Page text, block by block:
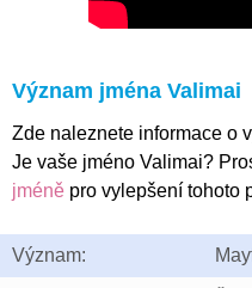
Význam jména Valimai
Zde naleznete informace o
Je vaše jméno Valimai?
jméně pro vylepšení tohoto
Význam: